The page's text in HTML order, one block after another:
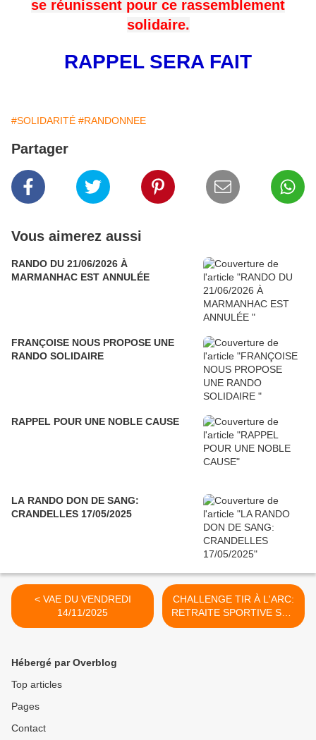
se réunissent pour ce rassemblement
solidaire.
RAPPEL SERA FAIT
#SOLIDARITÉ #RANDONNEE
Partager
Vous aimerez aussi
RANDO DU 21/06/2026 À
MARMANHAC EST ANNULÉE
FRANÇOISE NOUS PROPOSE UNE
RANDO SOLIDAIRE
RAPPEL POUR UNE NOBLE CAUSE
LA RANDO DON DE SANG:
CRANDELLES 17/05/2025
< VAE DU VENDREDI
14/11/2025
CHALLENGE TIR À L'ARC:
RETRAITE SPORTIVE SUD
CANTAL >
Hébergé par Overblog
Top articles
Pages
Contact